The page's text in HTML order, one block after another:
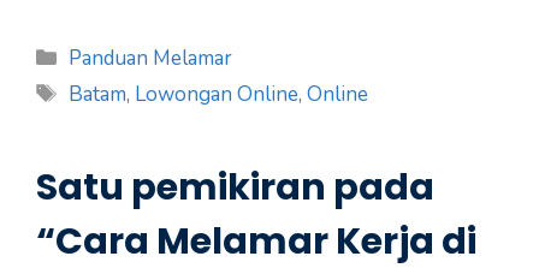
Kategori
Panduan Melamar
Tag
Batam, Lowongan Online,Online
Satu pemikiran pada
“Cara Melamar Kerja di